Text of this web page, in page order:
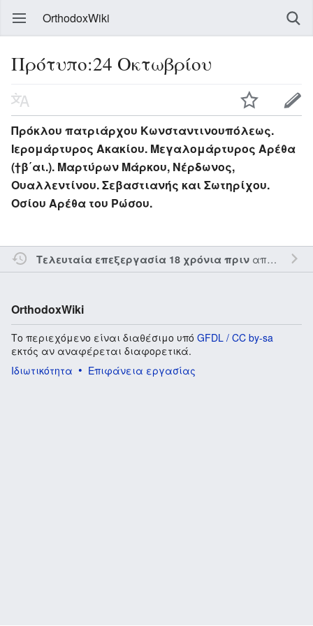
OrthodoxWiki
Πρότυπο:24 Οκτωβρίου
Πρόκλου πατριάρχου Κωνσταντινουπόλεως.
Ιερομάρτυρος Ακακίου. Μεγαλομάρτυρος Αρέθα
(†β΄αι.). Μαρτύρων Μάρκου, Νέρδωνος,
Ουαλλεντίνου. Σεβαστιανής και Σωτηρίχου.
Οσίου Αρέθα του Ρώσου.
Τελευταία επεξεργασία 18 χρόνια πριναπό τον την
OrthodoxWiki
Το περιεχόμενο είναι διαθέσιμο υπό GFDL / CC by-sa
εκτός αν αναφέρεται διαφορετικά.
Ιδιωτικότητα
Επιφάνεια εργασίας